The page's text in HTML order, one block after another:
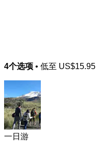
4个选项 • 低至 US$15.95
一日游